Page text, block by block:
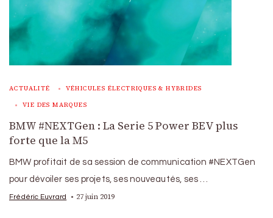
ACTUALITÉ VÉHICULES ÉLECTRIQUES & HYBRIDES
VIE DES MARQUES
BMW #NEXTGen : La Serie 5 Power BEV plus
forte que la M5
BMW profitait de sa session de communication #NEXTGen
pour dévoiler ses projets, ses nouveautés, ses …
Frédéric Euvrard 27 juin 2019